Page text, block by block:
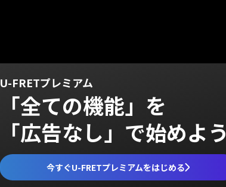
U-FRETプレミアム
「全ての機能」を
「広告なし」で始めよう
今すぐU-FRETプレミアムをはじめる